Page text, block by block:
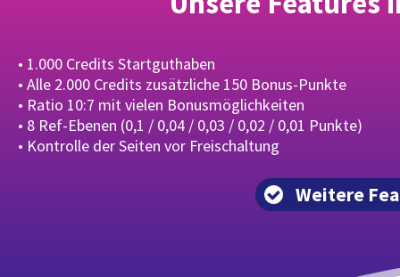
• 1.000 Credits Startguthaben
• Alle 2.000 Credits zusätzliche 150 Bonus-Punkte
• Ratio 10:7 mit vielen Bonusmöglichkeiten
• 8 Ref-Ebenen (0,1 / 0,04 / 0,03 / 0,02 / 0,01 Punkte)
• Kontrolle der Seiten vor Freischaltung
Weitere